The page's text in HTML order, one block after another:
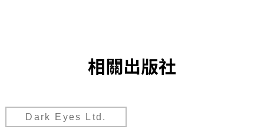
相關出版社
Dark Eyes Ltd.